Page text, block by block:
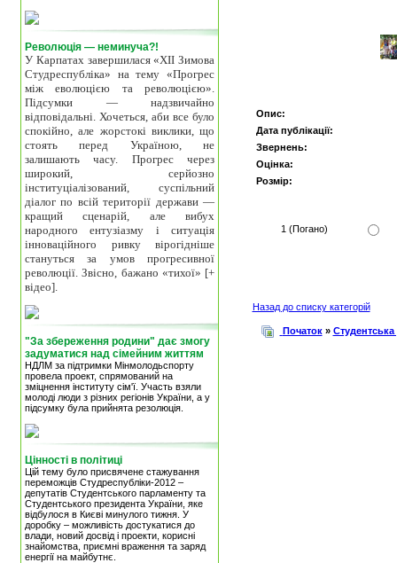
Революція — неминуча?!
У Карпатах завершилася «ХІІ Зимова
Студреспубліка» на тему «Прогрес
між еволюцією та революцією».
Підсумки — надзвичайно
відповідальні. Хочеться, аби все було
спокійно, але жорстокі виклики, що
стоять перед Україною, не
залишають часу. Прогрес через
широкий, серйозно
інституціалізований, суспільний
діалог по всій території держави —
кращий сценарій, але вибух
народного ентузіазму і ситуація
інноваційного ривку вірогідніше
стануться за умов прогресивної
революції. Звісно, бажано «тихої» [+
відео].
"За збереження родини" дає змогу
задуматися над сімейним життям
НДЛМ за підтримки Мінмолодьспорту
провела проект, спрямований на
зміцнення інституту сім'ї. Участь взяли
молоді люди з різних регіонів України, а у
підсумку була прийнята резолюція.
Цінності в політиці
Цій тему було присвячене стажування
переможців Студреспубліки-2012 –
депутатів Студентського парламенту та
Студентського президента України, яке
відбулося в Києві минулого тижня. У
доробку – можливість достукатися до
влади, новий досвід і проекти, корисні
знайомства, приємні враження та заряд
енергії на майбутнє.
Опис:
Дата публікації:
Звернень:
Оцінка:
Розмір:
1 (Погано)
Назад до списку категорій
Початок» Студентська